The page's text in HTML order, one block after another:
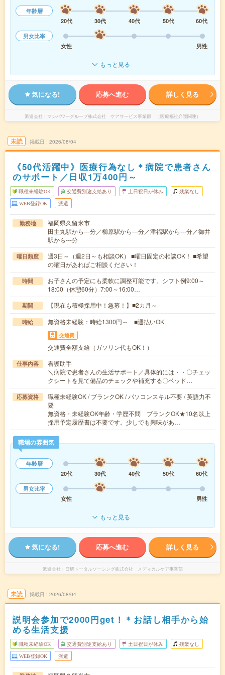
年齢層
20代
30代 40代 50代
60代
男女比率
女性
男性
もっと見る
気になる! 応募へ進む 詳しく見る
派遣会社 マンパワーグループ株式会社 ケアサービス事業部 （医療福祉介護関連）
未読 掲載日 2026/08/04
《50代活躍中》医療行為なし＊病院で患者さん
のサポート／日収1万400円～
職種未経験OK 交通費別途支給あり 土日祝日が休み 残業なし
WEB登録OK 派遣
勤務地
福岡県久留米市
田主丸駅から---分／櫛原駅から---分／津福駅から---分／御井
駅から---分
曜日頻度
週3日～（週2日～も相談OK） ■曜日固定の相談OK！ ■希望
の曜日があればご相談ください！
時間
お子さんの予定にも柔軟に調整可能です。シフト例9:00～
18:00（休憩60分）7:00～16:00…
期間 【現在も積極採用中！急募！】■2カ月～
時給 無資格未経験：時給1300円～ ■週払いOK
交通費
交通費全額支給（ガソリン代もOK！）
仕事内容
看護助手
＼病院で患者さんの生活サポート／具体的には・・〇チェッ
クシートを見て備品のチェックや補充する〇ベッド…
応募資格
職種未経験OK / ブランクOK / パソコンスキル不要 / 英語力不
要
無資格・未経験OK年齢・学歴不問 ブランクOK★10名以上
採用予定履歴書は不要です。少しでも興味があ…
職場の雰囲気
年齢層
20代
30代 40代 50代
60代
男女比率
女性
男性
もっと見る
気になる! 応募へ進む 詳しく見る
派遣会社 日研トータルソーシング株式会社 メディカルケア事業部
未読 掲載日 2026/08/04
説明会参加で2000円get！＊お話し相手から始
める生活支援
職種未経験OK 交通費別途支給あり 土日祝日が休み 残業なし
WEB登録OK 派遣